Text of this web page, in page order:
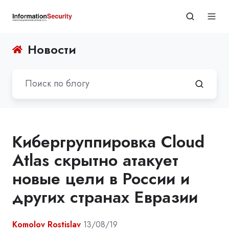
Новости
Кибергруппировка Cloud
Atlas скрытно атакует
новые цели в России и
других странах Евразии
Komolov Rostislav 13/08/19